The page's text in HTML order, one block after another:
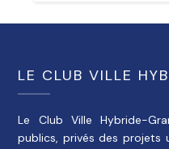
LE CLUB VILLE
Le Club Ville Hybride-
publics, privés des projets